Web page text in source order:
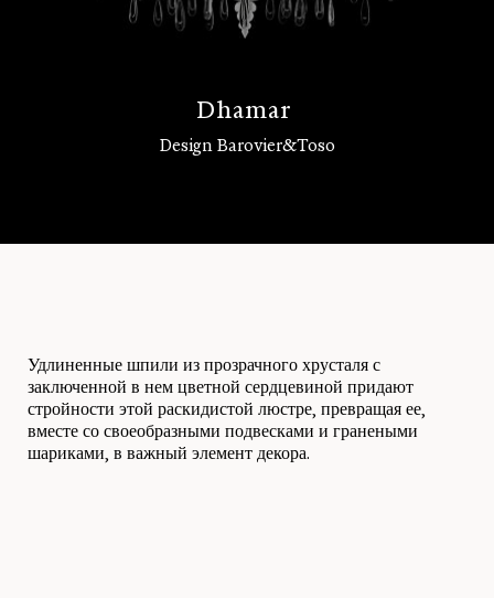
Dhamar
Design Barovier&Toso
Удлиненные шпили из прозрачного хрусталя с
заключенной в нем цветной сердцевиной придают
стройности этой раскидистой люстре, превращая ее,
вместе со своеобразными подвесками и гранеными
шариками, в важный элемент декора.